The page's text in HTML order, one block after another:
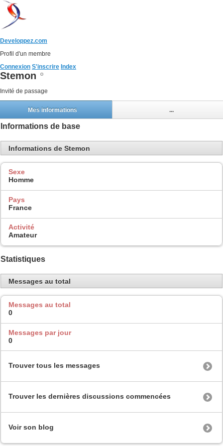
Developpez.com
Profil d'un membre
Connexion S'inscrire Index
Stemon
Invité de passage
Mes informations ...
Informations de base
Informations de Stemon
Sexe
Homme
Pays
France
Activité
Amateur
Statistiques
Messages au total
Messages au total
0
Messages par jour
0
Trouver tous les messages
Trouver les dernières discussions commencées
Voir son blog